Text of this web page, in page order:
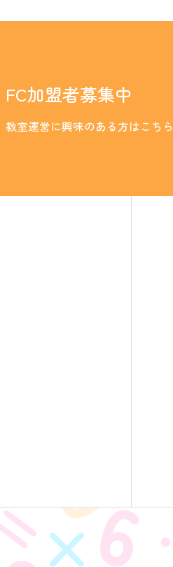
FC加盟者募集中
教室運営に興味のある方はこちら